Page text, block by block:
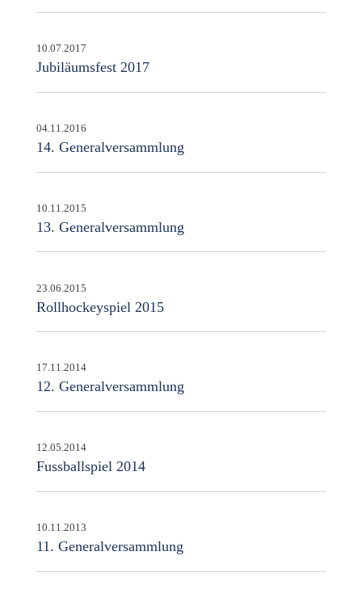
10.07.2017
Jubiläumsfest 2017
04.11.2016
14. Generalversammlung
10.11.2015
13. Generalversammlung
23.06.2015
Rollhockeyspiel 2015
17.11.2014
12. Generalversammlung
12.05.2014
Fussballspiel 2014
10.11.2013
11. Generalversammlung